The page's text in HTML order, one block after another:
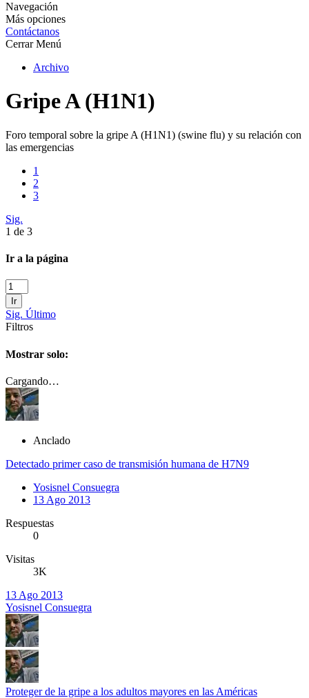
Navegación
Más opciones
Contáctanos
Cerrar Menú
Archivo
Gripe A (H1N1)
Foro temporal sobre la gripe A (H1N1) (swine flu) y su relación con
las emergencias
1
2
3
Sig.
1 de 3
Ir a la página
Ir
Sig. Último
Filtros
Mostrar solo:
Cargando…
Anclado
Detectado primer caso de transmisión humana de H7N9
Yosisnel Consuegra
13 Ago 2013
Respuestas
0
Visitas
3K
13 Ago 2013
Yosisnel Consuegra
Proteger de la gripe a los adultos mayores en las Américas